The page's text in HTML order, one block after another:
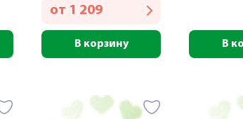
от 1 209
В корзину В